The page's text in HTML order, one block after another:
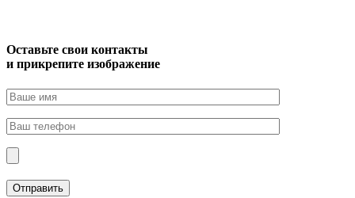
Оставьте свои контакты
и прикрепите изображение